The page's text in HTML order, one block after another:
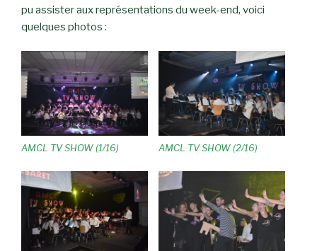
pu assister aux représentations du week-end, voici
quelques photos :
AMCL TV SHOW (1/16) AMCL TV SHOW (2/16)